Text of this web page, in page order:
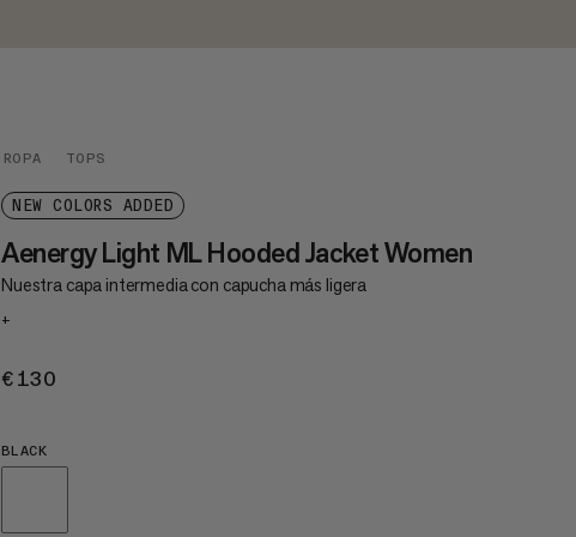
ROPA TOPS
NEW COLORS ADDED
Aenergy Light ML Hooded Jacket Women
Nuestra capa intermedia con capucha más ligera
+
€130
BLACK